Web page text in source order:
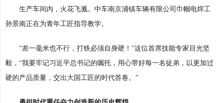
生产车间内，火花飞溅。中车南京浦镇车辆有限公司巾帼电焊工
孙景南正在为青年工匠指导教学。
“差一毫米也不行，打铁必须自身硬！”这位首席技能专家目光坚
毅，“我要牢记习近平总书记的嘱托，用心带好每一名徒弟，以更加过
硬的产品质量，交出大国工匠的时代答卷。”